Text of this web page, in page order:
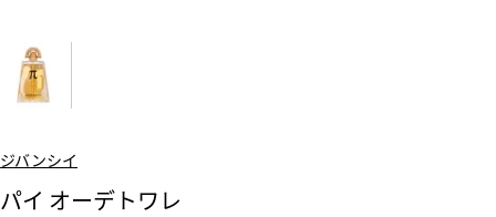
ジバンシイ
パイ オーデトワレ